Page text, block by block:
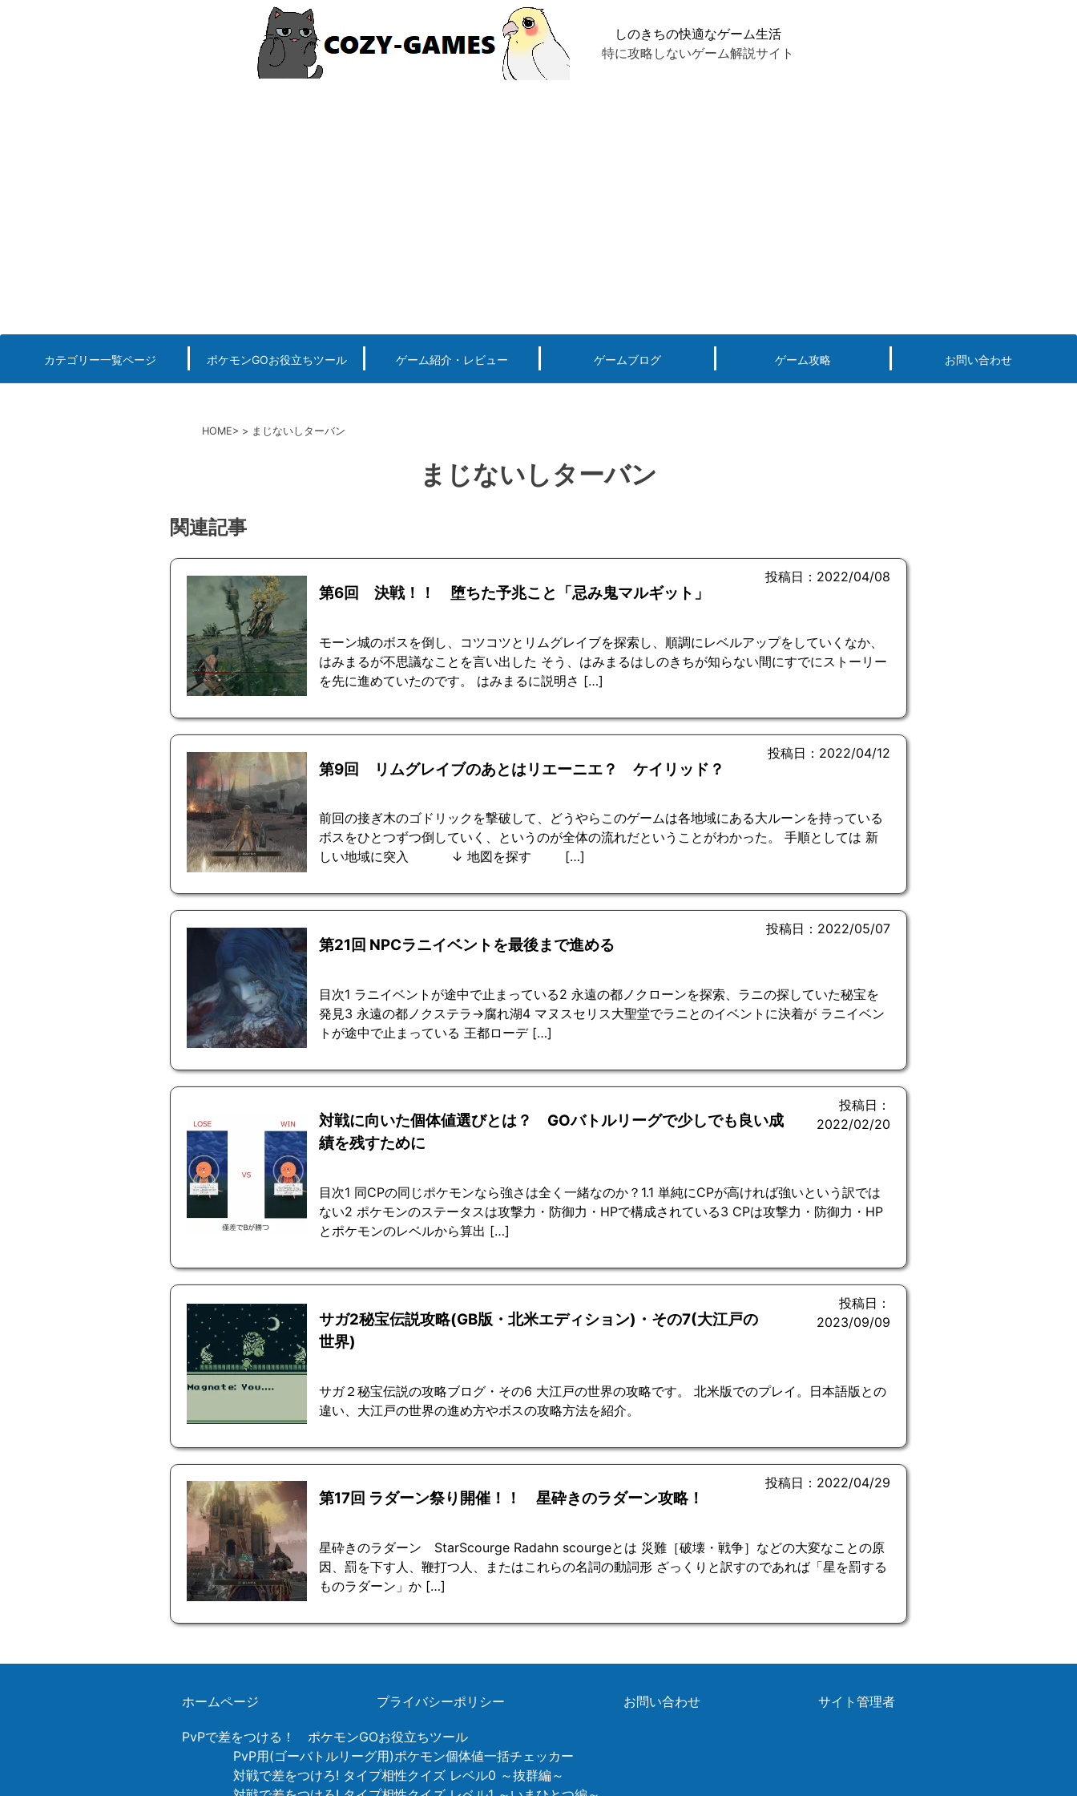
しのきちの快適なゲーム生活
特に攻略しないゲーム解説サイト
カテゴリー一覧ページ ポケモンGOお役立ちツール ゲーム紹介・レビュー ゲームブログ ゲーム攻略 お問い合わせ
HOME まじないしターバン
まじないしターバン
関連記事
第6回 決戦！！ 堕ちた予兆こと「忌み鬼マルギット」
投稿日：2022/04/08
モーン城のボスを倒し、コツコツとリムグレイブを探索し、順調にレベルアップをしていくなか、
はみまるが不思議なことを言い出した そう、はみまるはしのきちが知らない間にすでにストーリー
を先に進めていたのです。 はみまるに説明さ […]
第9回 リムグレイブのあとはリエーニエ？ ケイリッド？
投稿日：2022/04/12
前回の接ぎ木のゴドリックを撃破して、どうやらこのゲームは各地域にある大ルーンを持っている
ボスをひとつずつ倒していく、というのが全体の流れだということがわかった。 手順としては 新
しい地域に突入 ↓ 地図を探す […]
第21回 NPCラニイベントを最後まで進める
投稿日：2022/05/07
目次1 ラニイベントが途中で止まっている2 永遠の都ノクローンを探索、ラニの探していた秘宝を
発見3 永遠の都ノクステラ→腐れ湖4 マヌスセリス大聖堂でラニとのイベントに決着が ラニイベン
トが途中で止まっている 王都ローデ […]
対戦に向いた個体値選びとは？ GOバトルリーグで少しでも良い成
績を残すために
投稿日：
2022/02/20
目次1 同CPの同じポケモンなら強さは全く一緒なのか？1.1 単純にCPが高ければ強いという訳では
ない2 ポケモンのステータスは攻撃力・防御力・HPで構成されている3 CPは攻撃力・防御力・HP
とポケモンのレベルから算出 […]
サガ2秘宝伝説攻略(GB版・北米エディション)・その7(大江戸の
世界)
投稿日：
2023/09/09
サガ２秘宝伝説の攻略ブログ・その6 大江戸の世界の攻略です。 北米版でのプレイ。日本語版との
違い、大江戸の世界の進め方やボスの攻略方法を紹介。
第17回 ラダーン祭り開催！！ 星砕きのラダーン攻略！
投稿日：2022/04/29
星砕きのラダーン StarScourge Radahn scourgeとは 災難［破壊・戦争］などの大変なことの原
因、罰を下す人、鞭打つ人、またはこれらの名詞の動詞形 ざっくりと訳すのであれば「星を罰する
ものラダーン」か […]
ホームページ プライバシーポリシー お問い合わせ サイト管理者
PvPで差をつける！ ポケモンGOお役立ちツール
PvP用(ゴーバトルリーグ用)ポケモン個体値一括チェッカー
対戦で差をつけろ! タイプ相性クイズ レベル0 ～抜群編～